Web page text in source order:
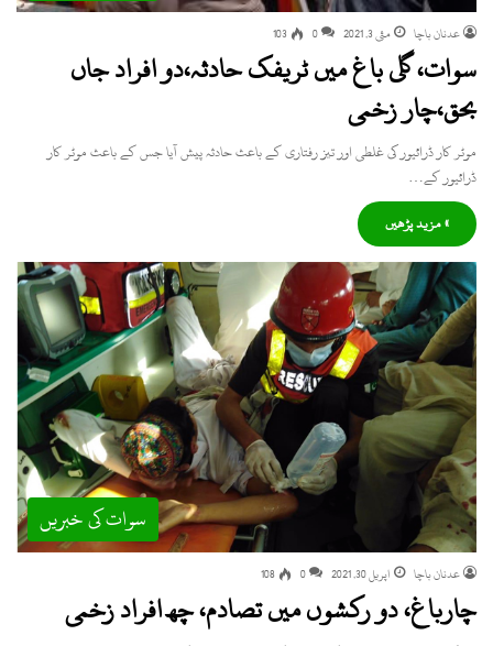
عدنان باچا مئی 3, 2021 0
103
سوات، گلی باغ میں ٹریفک حادثہ،دو افراد جاں
بحق،چار زخمی
موٹر کار ڈرائیور کی غلطی اور تیز رفتاری کے باعث حادثہ پیش آیا جس کے باعث موٹر کار
ڈرائیور کے…
» مزید پڑھیں
سوات کی خبریں
عدنان باچا اپریل 30, 2021 0
108
چارباغ، دو رکشوں میں تصادم، چھ افراد زخمی